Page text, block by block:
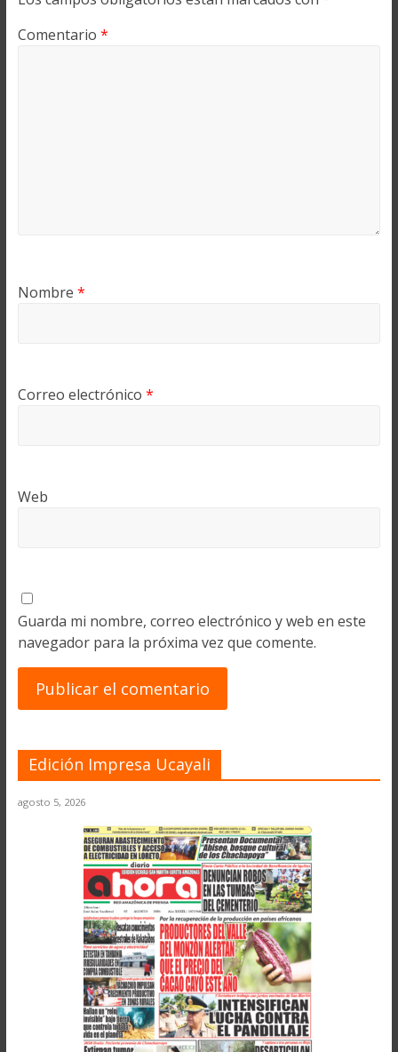
Comentario *
Nombre *
Correo electrónico *
Web
Guarda mi nombre, correo electrónico y web en este
navegador para la próxima vez que comente.
Edición Impresa Ucayali
agosto 5, 2026